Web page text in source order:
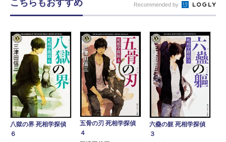
こちらもおすすめ Recommended by
八獄の界 死相学探偵
６
五骨の刃 死相学探偵
４
六蠱の躯 死相学探偵
３